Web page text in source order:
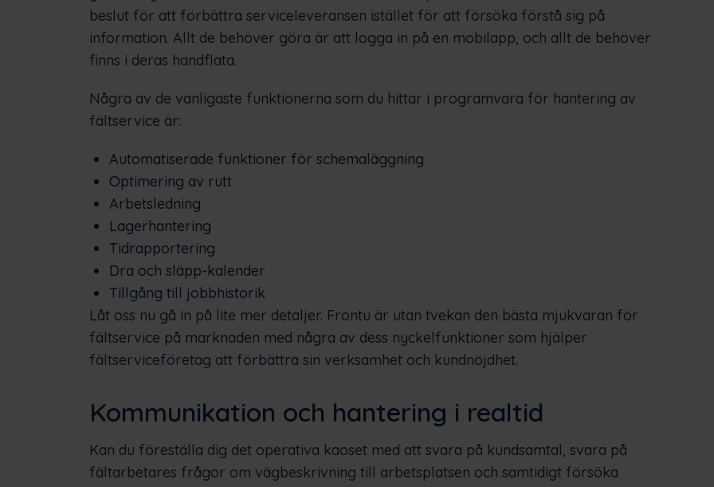
beslut för att förbättra serviceleveransen istället för att försöka förstå sig på
information. Allt de behöver göra är att logga in på en mobilapp, och allt de behöver
finns i deras handflata.
Några av de vanligaste funktionerna som du hittar i programvara för hantering av
fältservice är:
Automatiserade funktioner för schemaläggning
Optimering av rutt
Arbetsledning
Lagerhantering
Tidrapportering
Dra och släpp-kalender
Tillgång till jobbhistorik
Låt oss nu gå in på lite mer detaljer. Frontu är utan tvekan den bästa mjukvaran för
fältservice på marknaden med några av dess nyckelfunktioner som hjälper
fältserviceföretag att förbättra sin verksamhet och kundnöjdhet.
Kommunikation och hantering i realtid
Kan du föreställa dig det operativa kaoset med att svara på kundsamtal, svara på
fältarbetares frågor om vägbeskrivning till arbetsplatsen och samtidigt försöka